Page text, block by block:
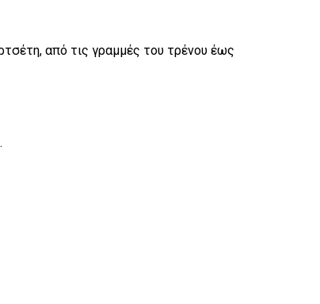
από τις γραμμές του τρένου έως